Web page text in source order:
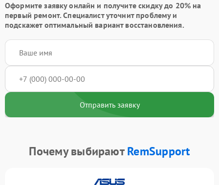
Оформите заявку онлайн и получитескидку до 20% на
первый ремонт. Специалист уточнит проблему и
подскажет оптимальный вариант восстановления.
Отправить заявку
Почему выбираютRemSupport